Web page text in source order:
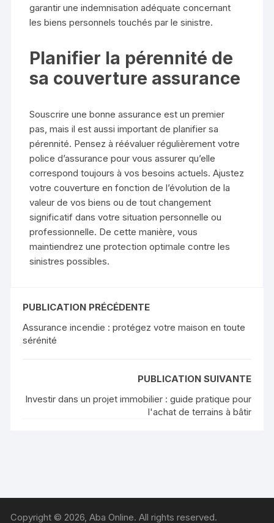
garantir une indemnisation adéquate concernant
les biens personnels touchés par le sinistre.
Planifier la pérennité de
sa couverture assurance
Souscrire une bonne assurance est un premier
pas, mais il est aussi important de planifier sa
pérennité. Pensez à réévaluer régulièrement votre
police d’assurance pour vous assurer qu’elle
correspond toujours à vos besoins actuels. Ajustez
votre couverture en fonction de l’évolution de la
valeur de vos biens ou de tout changement
significatif dans votre situation personnelle ou
professionnelle. De cette manière, vous
maintiendrez une protection optimale contre les
sinistres possibles.
PUBLICATION PRÉCÉDENTE
Assurance incendie : protégez votre maison en toute
sérénité
PUBLICATION SUIVANTE
Investir dans un projet immobilier : guide pratique pour
l'achat de terrains à bâtir
Copyright © 2026, Aba Online. All rights reserved.